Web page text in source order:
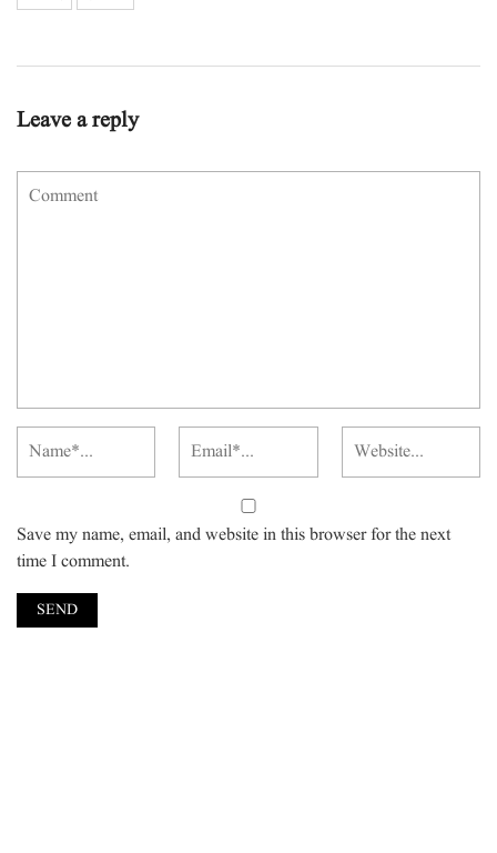
Leave a reply
Save my name, email, and website in this browser for the next
time I comment.